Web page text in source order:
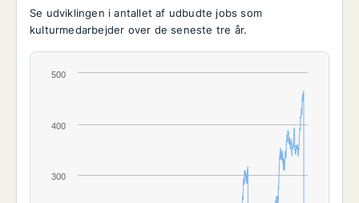
Se udviklingen i antallet af udbudte jobs som
kulturmedarbejder over de seneste tre år.
300
400
500